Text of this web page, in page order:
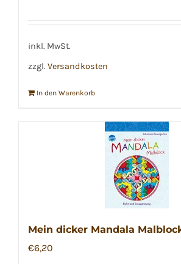
inkl. MwSt.
zzgl. Versandkosten
In den Warenkorb
Mein dicker Mandala
€6,20